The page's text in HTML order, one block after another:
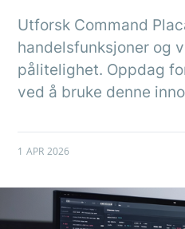
Utforsk Command
handelsfunksjoner og
pålitelighet. Oppdag
ved å bruke denne
1 APR 2026